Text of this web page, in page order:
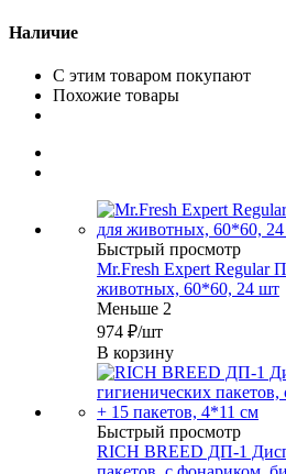
Наличие
С этим товаром покупают
Похожие товары
Быстрый просмотр
Mr.Fresh Expert Regular
животных, 60*60, 24 шт
Меньше 2
974 ₽/шт
В корзину
Быстрый просмотр
RICH BREED ДП-1